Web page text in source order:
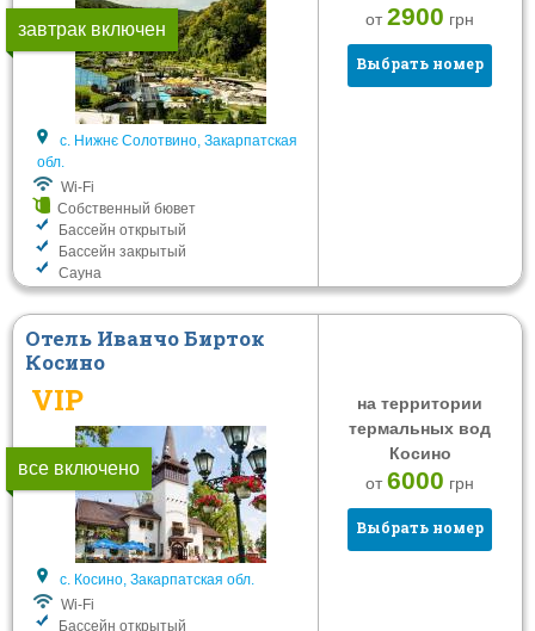
завтрак включен
с. Нижнє Солотвино, Закарпатская
обл.
Wi-Fi
Собственный бювет
Бассейн открытый
Бассейн закрытый
Сауна
от2900 грн
Выбрать номер
все включено
Отель Иванчо Бирток
Косино
VIP
с. Косино, Закарпатская обл.
Wi-Fi
Бассейн открытый
на территории
термальных вод
Косино
от6000 грн
Выбрать номер